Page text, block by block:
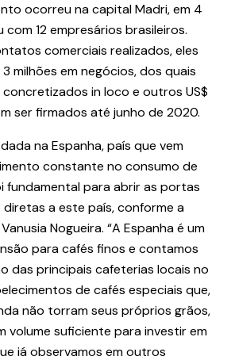
ocorreu na capital Madri, em 4
12 empresários brasileiros.
comerciais realizados, eles
milhões em negócios, dos quais
concretizados in loco e outros US$
ser firmados até junho de 2020.
na Espanha, país que vem
constante no consumo de
fundamental para abrir as portas
a este país, conforme a
Nogueira. “A Espanha é um
para cafés finos e contamos
das principais cafeterias locais no
de cafés especiais que,
não torram seus próprios grãos,
volume suficiente para investir em
já observamos em outros